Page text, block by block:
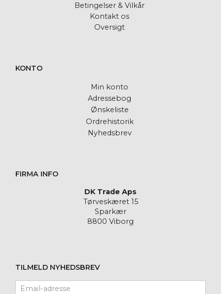
Betingelser & Vilkår
Kontakt os
Oversigt
KONTO
Min konto
Adressebog
Ønskeliste
Ordrehistorik
Nyhedsbrev
FIRMA INFO
DK Trade Aps
Tørveskæret 15
Sparkær
8800 Viborg
TILMELD NYHEDSBREV